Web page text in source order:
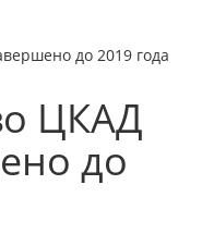
до 2019 года
ЦКАД
до